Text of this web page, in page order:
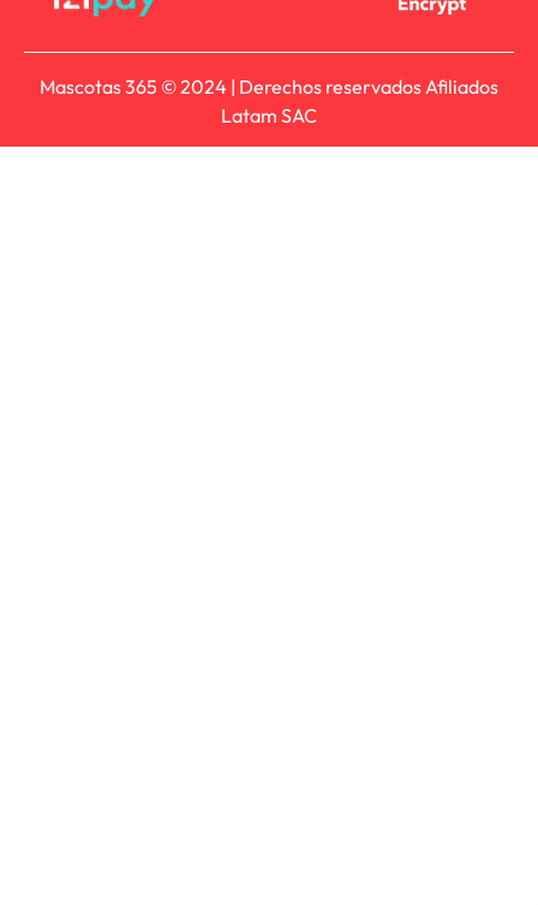
Mascotas 365 © 2024 | Derechos reservados Afiliados
Latam SAC